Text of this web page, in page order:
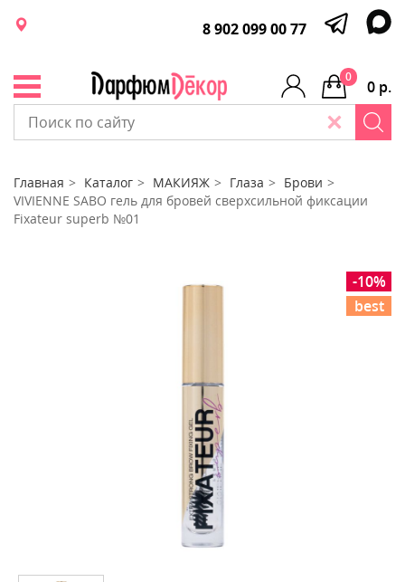
8 902 099 00 77
0 р.
0
Главная Каталог МАКИЯЖ Глаза
Брови
VIVIENNE SABO гель для бровей сверхсильной фиксации
Fixateur superb №01
-10%
best